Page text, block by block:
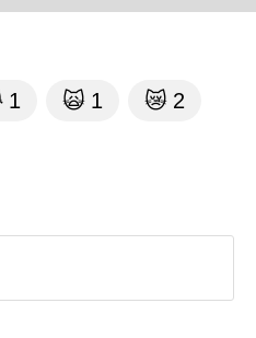
1 🙀 1 😿 2